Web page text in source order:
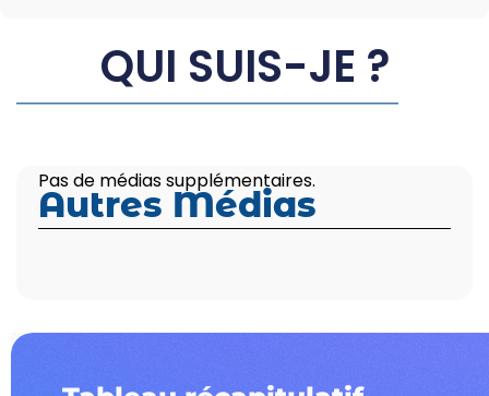
QUI SUIS-JE ?
Autres Médias
Pas de médias supplémentaires.